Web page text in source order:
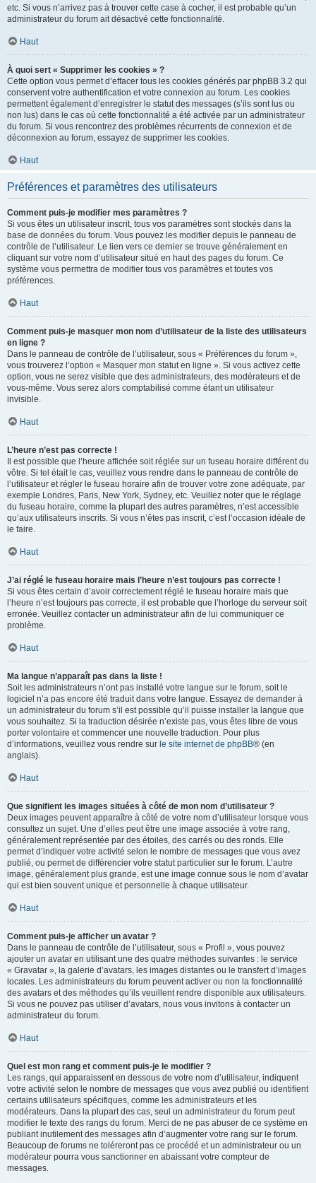
etc. Si vous n’arrivez pas à trouver cette case à cocher, il est probable qu’un
administrateur du forum ait désactivé cette fonctionnalité.
Haut
À quoi sert « Supprimer les cookies » ?
Cette option vous permet d’effacer tous les cookies générés par phpBB 3.2 qui
conservent votre authentification et votre connexion au forum. Les cookies
permettent également d’enregistrer le statut des messages (s’ils sont lus ou
non lus) dans le cas où cette fonctionnalité a été activée par un administrateur
du forum. Si vous rencontrez des problèmes récurrents de connexion et de
déconnexion au forum, essayez de supprimer les cookies.
Haut
Préférences et paramètres des utilisateurs
Comment puis-je modifier mes paramètres ?
Si vous êtes un utilisateur inscrit, tous vos paramètres sont stockés dans la
base de données du forum. Vous pouvez les modifier depuis le panneau de
contrôle de l’utilisateur. Le lien vers ce dernier se trouve généralement en
cliquant sur votre nom d’utilisateur situé en haut des pages du forum. Ce
système vous permettra de modifier tous vos paramètres et toutes vos
préférences.
Haut
Comment puis-je masquer mon nom d’utilisateur de la liste des utilisateurs
en ligne ?
Dans le panneau de contrôle de l’utilisateur, sous « Préférences du forum »,
vous trouverez l’option « Masquer mon statut en ligne ». Si vous activez cette
option, vous ne serez visible que des administrateurs, des modérateurs et de
vous-même. Vous serez alors comptabilisé comme étant un utilisateur
invisible.
Haut
L’heure n’est pas correcte !
Il est possible que l’heure affichée soit réglée sur un fuseau horaire différent du
vôtre. Si tel était le cas, veuillez vous rendre dans le panneau de contrôle de
l’utilisateur et régler le fuseau horaire afin de trouver votre zone adéquate, par
exemple Londres, Paris, New York, Sydney, etc. Veuillez noter que le réglage
du fuseau horaire, comme la plupart des autres paramètres, n’est accessible
qu’aux utilisateurs inscrits. Si vous n’êtes pas inscrit, c’est l’occasion idéale de
le faire.
Haut
J’ai réglé le fuseau horaire mais l’heure n’est toujours pas correcte !
Si vous êtes certain d’avoir correctement réglé le fuseau horaire mais que
l’heure n’est toujours pas correcte, il est probable que l’horloge du serveur soit
erronée. Veuillez contacter un administrateur afin de lui communiquer ce
problème.
Haut
Ma langue n’apparaît pas dans la liste !
Soit les administrateurs n’ont pas installé votre langue sur le forum, soit le
logiciel n’a pas encore été traduit dans votre langue. Essayez de demander à
un administrateur du forum s’il est possible qu’il puisse installer la langue que
vous souhaitez. Si la traduction désirée n’existe pas, vous êtes libre de vous
porter volontaire et commencer une nouvelle traduction. Pour plus
d’informations, veuillez vous rendre sur le site internet de phpBB® (en
anglais).
Haut
Que signifient les images situées à côté de mon nom d’utilisateur ?
Deux images peuvent apparaître à côté de votre nom d’utilisateur lorsque vous
consultez un sujet. Une d’elles peut être une image associée à votre rang,
généralement représentée par des étoiles, des carrés ou des ronds. Elle
permet d’indiquer votre activité selon le nombre de messages que vous avez
publié, ou permet de différencier votre statut particulier sur le forum. L’autre
image, généralement plus grande, est une image connue sous le nom d’avatar
qui est bien souvent unique et personnelle à chaque utilisateur.
Haut
Comment puis-je afficher un avatar ?
Dans le panneau de contrôle de l’utilisateur, sous « Profil », vous pouvez
ajouter un avatar en utilisant une des quatre méthodes suivantes : le service
« Gravatar », la galerie d’avatars, les images distantes ou le transfert d’images
locales. Les administrateurs du forum peuvent activer ou non la fonctionnalité
des avatars et des méthodes qu’ils veuillent rendre disponible aux utilisateurs.
Si vous ne pouvez pas utiliser d’avatars, nous vous invitons à contacter un
administrateur du forum.
Haut
Quel est mon rang et comment puis-je le modifier ?
Les rangs, qui apparaissent en dessous de votre nom d’utilisateur, indiquent
votre activité selon le nombre de messages que vous avez publié ou identifient
certains utilisateurs spécifiques, comme les administrateurs et les
modérateurs. Dans la plupart des cas, seul un administrateur du forum peut
modifier le texte des rangs du forum. Merci de ne pas abuser de ce système en
publiant inutilement des messages afin d’augmenter votre rang sur le forum.
Beaucoup de forums ne toléreront pas ce procédé et un administrateur ou un
modérateur pourra vous sanctionner en abaissant votre compteur de
messages.